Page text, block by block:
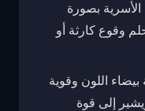
الأسرية بصورة
وقوع كارثة أو
بيضاء اللون وقوية
إلى قوة